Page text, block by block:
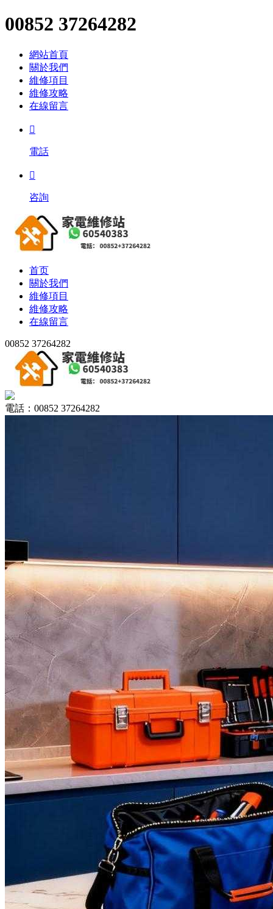
00852 37264282
網站首頁
關於我們
維修項目
維修攻略
在線留言

電話

咨詢
首页
關於我們
維修項目
維修攻略
在線留言
00852 37264282
電話：00852 37264282